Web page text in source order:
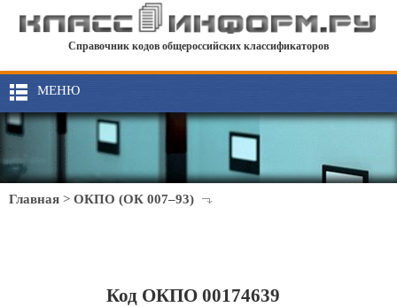
Справочник кодов общероссийских классификаторов
МЕНЮ
Главная > ОКПО (ОК 007–93)
Код ОКПО 00174639